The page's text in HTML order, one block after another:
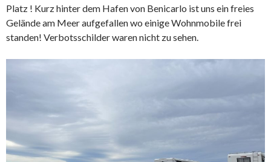
Platz ! Kurz hinter dem Hafen von Benicarlo ist uns ein freies
Gelände am Meer aufgefallen wo einige Wohnmobile frei
standen! Verbotsschilder waren nicht zu sehen.